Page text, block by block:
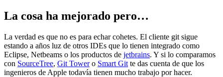
La cosa ha mejorado pero…
La verdad es que no es para echar cohetes. El cliente git sigue
estando a años luz de otros IDEs que lo tienen integrado como
Eclipse, Netbeams o los productos de jetbrains. Y si lo comparamos
con SourceTree, Git Towero Smart Git te das cuenta de que los
ingenieros de Apple todavía tienen mucho trabajo por hacer.